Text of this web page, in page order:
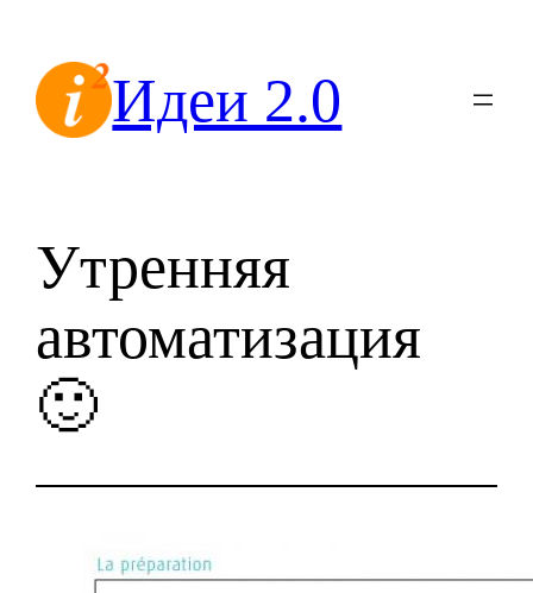
содержимомуИдеи 2.0
Утренняя
автоматизация
🙂